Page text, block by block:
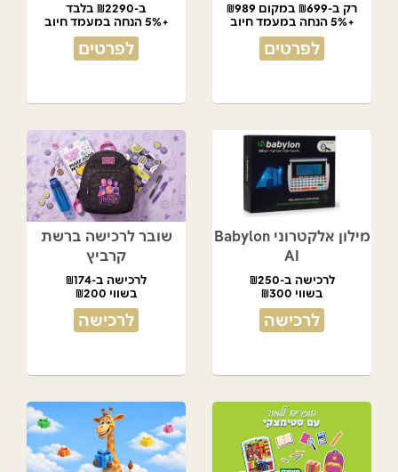
רק ב-₪699 במקום ₪989
+5% הנחה במעמד חיוב
לפרטים
ב-₪2290 בלבד
+5% הנחה במעמד חיוב
לפרטים
מילון אלקטרוני Babylon
AI
לרכישה ב-₪250
בשווי ₪300
לרכישה
שובר לרכישה ברשת
קרביץ
לרכישה ב-₪174
בשווי ₪200
לרכישה